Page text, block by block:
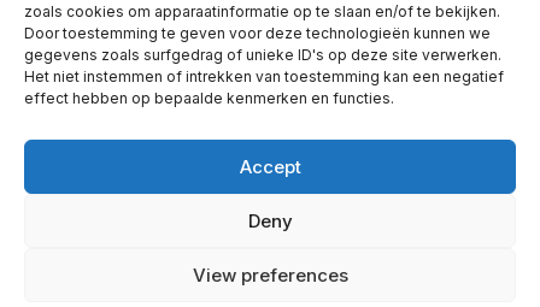
zoals cookies om apparaatinformatie op te slaan en/of te bekijken.
Door toestemming te geven voor deze technologieën kunnen we
gegevens zoals surfgedrag of unieke ID's op deze site verwerken.
Het niet instemmen of intrekken van toestemming kan een negatief
effect hebben op bepaalde kenmerken en functies.
Accept
Deny
View preferences
Contact